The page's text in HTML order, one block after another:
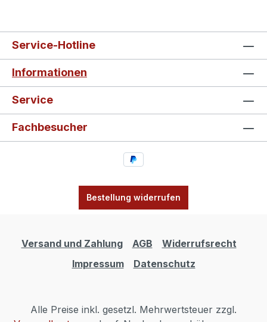
Service-Hotline
Informationen
Service
Fachbesucher
Bestellung widerrufen
Versand und Zahlung AGB
Widerrufsrecht
Impressum
Datenschutz
Alle Preise inkl. gesetzl. Mehrwertsteuer zzgl.